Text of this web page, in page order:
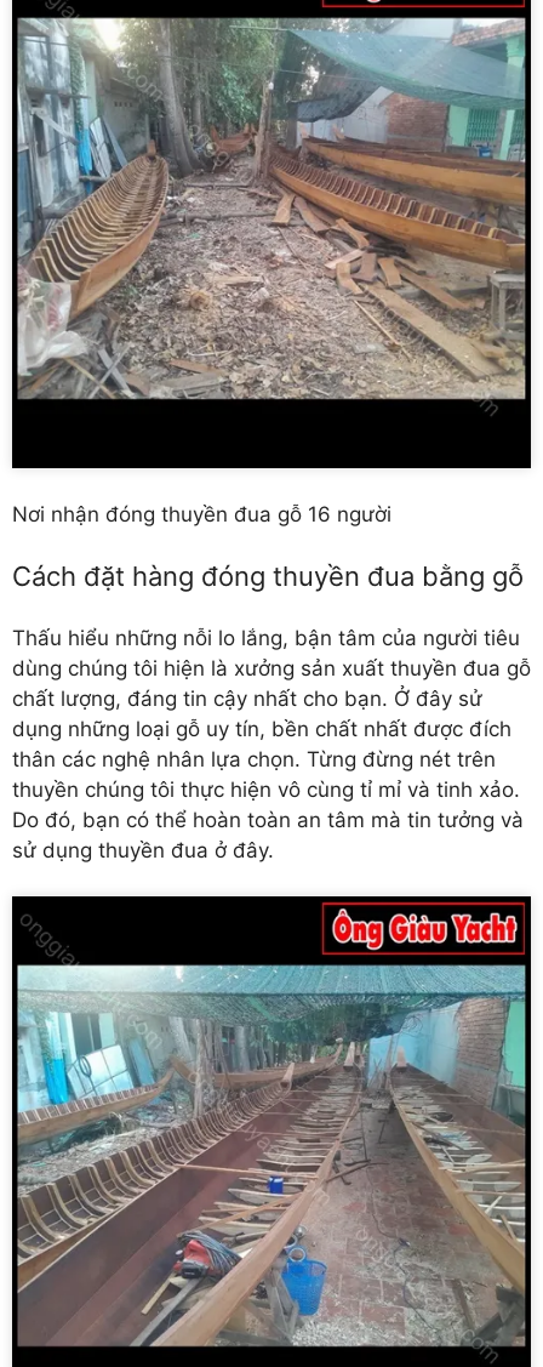
Nơi nhận đóng thuyền đua gỗ 16 người
Cách đặt hàng đóng thuyền đua bằng gỗ
Thấu hiểu những nỗi lo lắng, bận tâm của người tiêu
dùng chúng tôi hiện là xưởng sản xuất thuyền đua gỗ
chất lượng, đáng tin cậy nhất cho bạn. Ở đây sử
dụng những loại gỗ uy tín, bền chất nhất được đích
thân các nghệ nhân lựa chọn. Từng đừng nét trên
thuyền chúng tôi thực hiện vô cùng tỉ mỉ và tinh xảo.
Do đó, bạn có thể hoàn toàn an tâm mà tin tưởng và
sử dụng thuyền đua ở đây.